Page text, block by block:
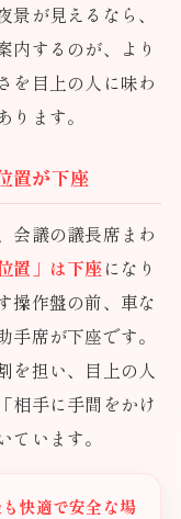
が見えるなら、
内するのが、より
を目上の人に味わ
ます。
置が下座
会議の議長席まわ
置」は下座になり
操作盤の前、車な
席が下座です。
を担い、目上の人
手に手間をかけ
います。
快適で安全な場